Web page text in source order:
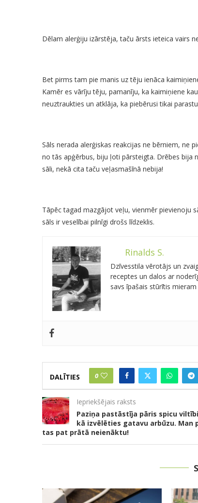
Dēlam alerģiju izārstēja, taču ārsts ieteica vairs
Bet pirms tam pie manis uz tēju ienāca
Kamēr es vārīju tēju, pamanīju, ka kaimiņiene
neuztraukties un atklāja, ka piebērusi tikai
Sāls nerada alerģiskas reakcijas ne bērniem, ne
no tās apģērbus, biju ļoti pārsteigta. Drēbes bija
sāli, nekā cita taču veļasmašīnā nebija!
Tāpēc tagad mazgājot veļu, vienmēr pievienoju
sāls ir veselībai pilnīgi drošs līdzeklis.
Rinalds S.
Dzīvesstila vērotājs un
receptes un dalos ar
savs īpašais stūrītis
DALĪTIES 0
Iepriekšējais raksts
Paziņa pastāstīja pāris spicu
kā izvēlēties gatavu arbūzu. Man
tas pat prātā neienāktu!